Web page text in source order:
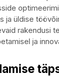
ja üldise
rakendusi
ja